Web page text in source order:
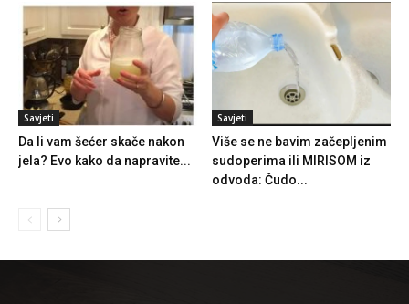
Savjeti
Da li vam šećer skače nakon
jela? Evo kako da napravite...
Savjeti
Više se ne bavim začepljenim
sudoperima ili MIRISOM iz
odvoda: Čudo...